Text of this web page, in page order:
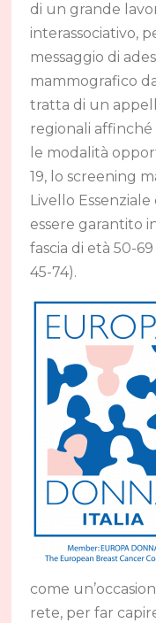
di un grande
interassociativo,
messaggio di
mammografico
tratta di un
regionali
le modalità
19, lo screening
Livello
essere garantito
fascia di età 50-
45-74).
come
rete, per far